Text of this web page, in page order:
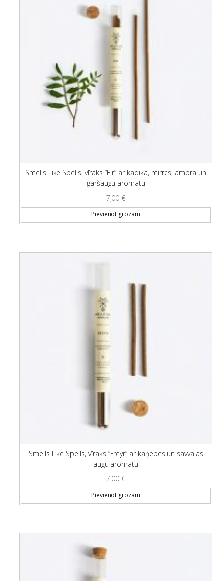
Smells Like Spells, vīraks “Eir” ar kadiķa, mirres, ambra un
garšaugu aromātu
7,00 €
Pievienot grozam
Smells Like Spells, vīraks “Freyr” ar kaņepes un savvaļas
augu aromātu
7,00 €
Pievienot grozam